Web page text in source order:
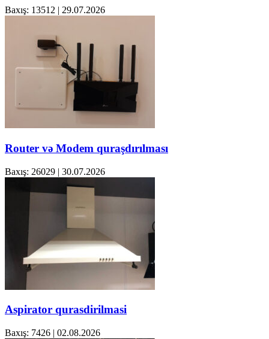
Baxış: 13512 | 29.07.2026
Router və Modem quraşdırılması
Baxış: 26029 | 30.07.2026
Aspirator qurasdirilmasi
Baxış: 7426 | 02.08.2026